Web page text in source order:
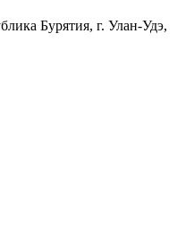
Бурятия, г. Улан-Удэ,